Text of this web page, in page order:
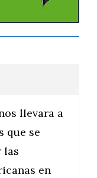
llevara a
que se
las
en